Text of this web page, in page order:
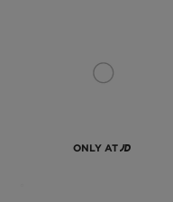
ONLY AT